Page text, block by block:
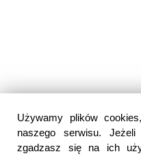
Używamy plików
naszego serwisu.
zgadzasz się na ich